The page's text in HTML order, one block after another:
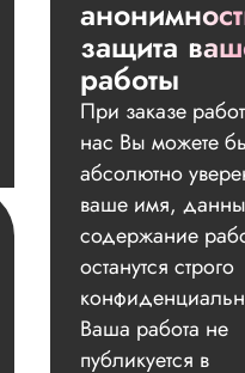
защита
работы
При заказе
нас Вы можете
абсолютно
ваше имя,
содержание
останутся строго
Ваша работа не
публикуется в